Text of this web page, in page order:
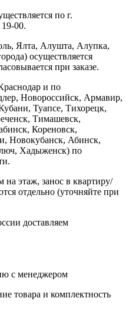
по г.
00.
Ялта, Алушта, Алупка,
осуществляется
при заказе.
и по
Новороссийск, Армавир,
Туапсе, Тихорецк,
Тимашевск,
Кореновск,
Новокубанск, Абинск,
Хадыженск) по
этаж, занос в квартиру/
отдельно (уточняйте при
доставляем
с менеджером
товара и комплектность